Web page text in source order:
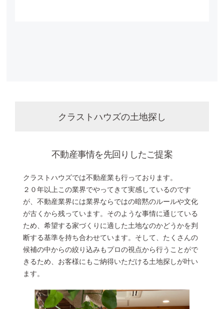
クラストハウズの土地探し
不動産事情を先回りしたご提案
クラストハウズでは不動産業も行っております。
２０年以上この業界でやってきて実感しているのです
が、不動産業界には業界ならではの暗黙のルールや文化
が古くから残っています。そのような事情に通じている
ため、希望する家づくりに適した土地なのかどうかを判
断する基準を持ち合わせています。そして、たくさんの
候補の中からの絞り込みもプロの視点から行うことがで
きるため、 お客様にもご納得いただける土地探しが叶い
ます。